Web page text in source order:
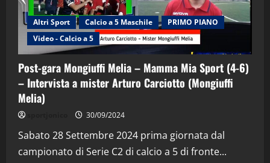
Altri Sport Calcio a 5 Maschile
PRIMO PIANO
Video - Calcio a 5
Post-gara Mongiuffi Melia – Mamma Mia Sport (4-6)
– Intervista a mister Arturo Carciotto (Mongiuffi
Melia)
30/09/2024
Sabato 28 Settembre 2024 prima giornata dal
campionato di Serie C2 di calcio a 5 di fronte...
2
“SportEmpire” in Podcast: 29^ Puntata
(Martedi 28 Aprile 2026)
28/04/2026